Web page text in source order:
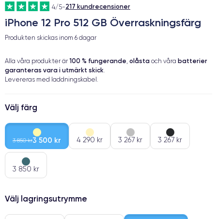
4/5-217 kundrecensioner
iPhone 12 Pro 512 GB Överraskningsfärg
Produkten skickas inom 6 dagar
Alla våra produkter är 100 % fungerande, olåsta och våra batterier
garanteras vara i utmärkt skick.
Levereras med laddningskabel.
Välj färg
3 850 kr3 500 kr 4 290 kr 3 267 kr 3 267 kr
3 850 kr
Välj lagringsutrymme